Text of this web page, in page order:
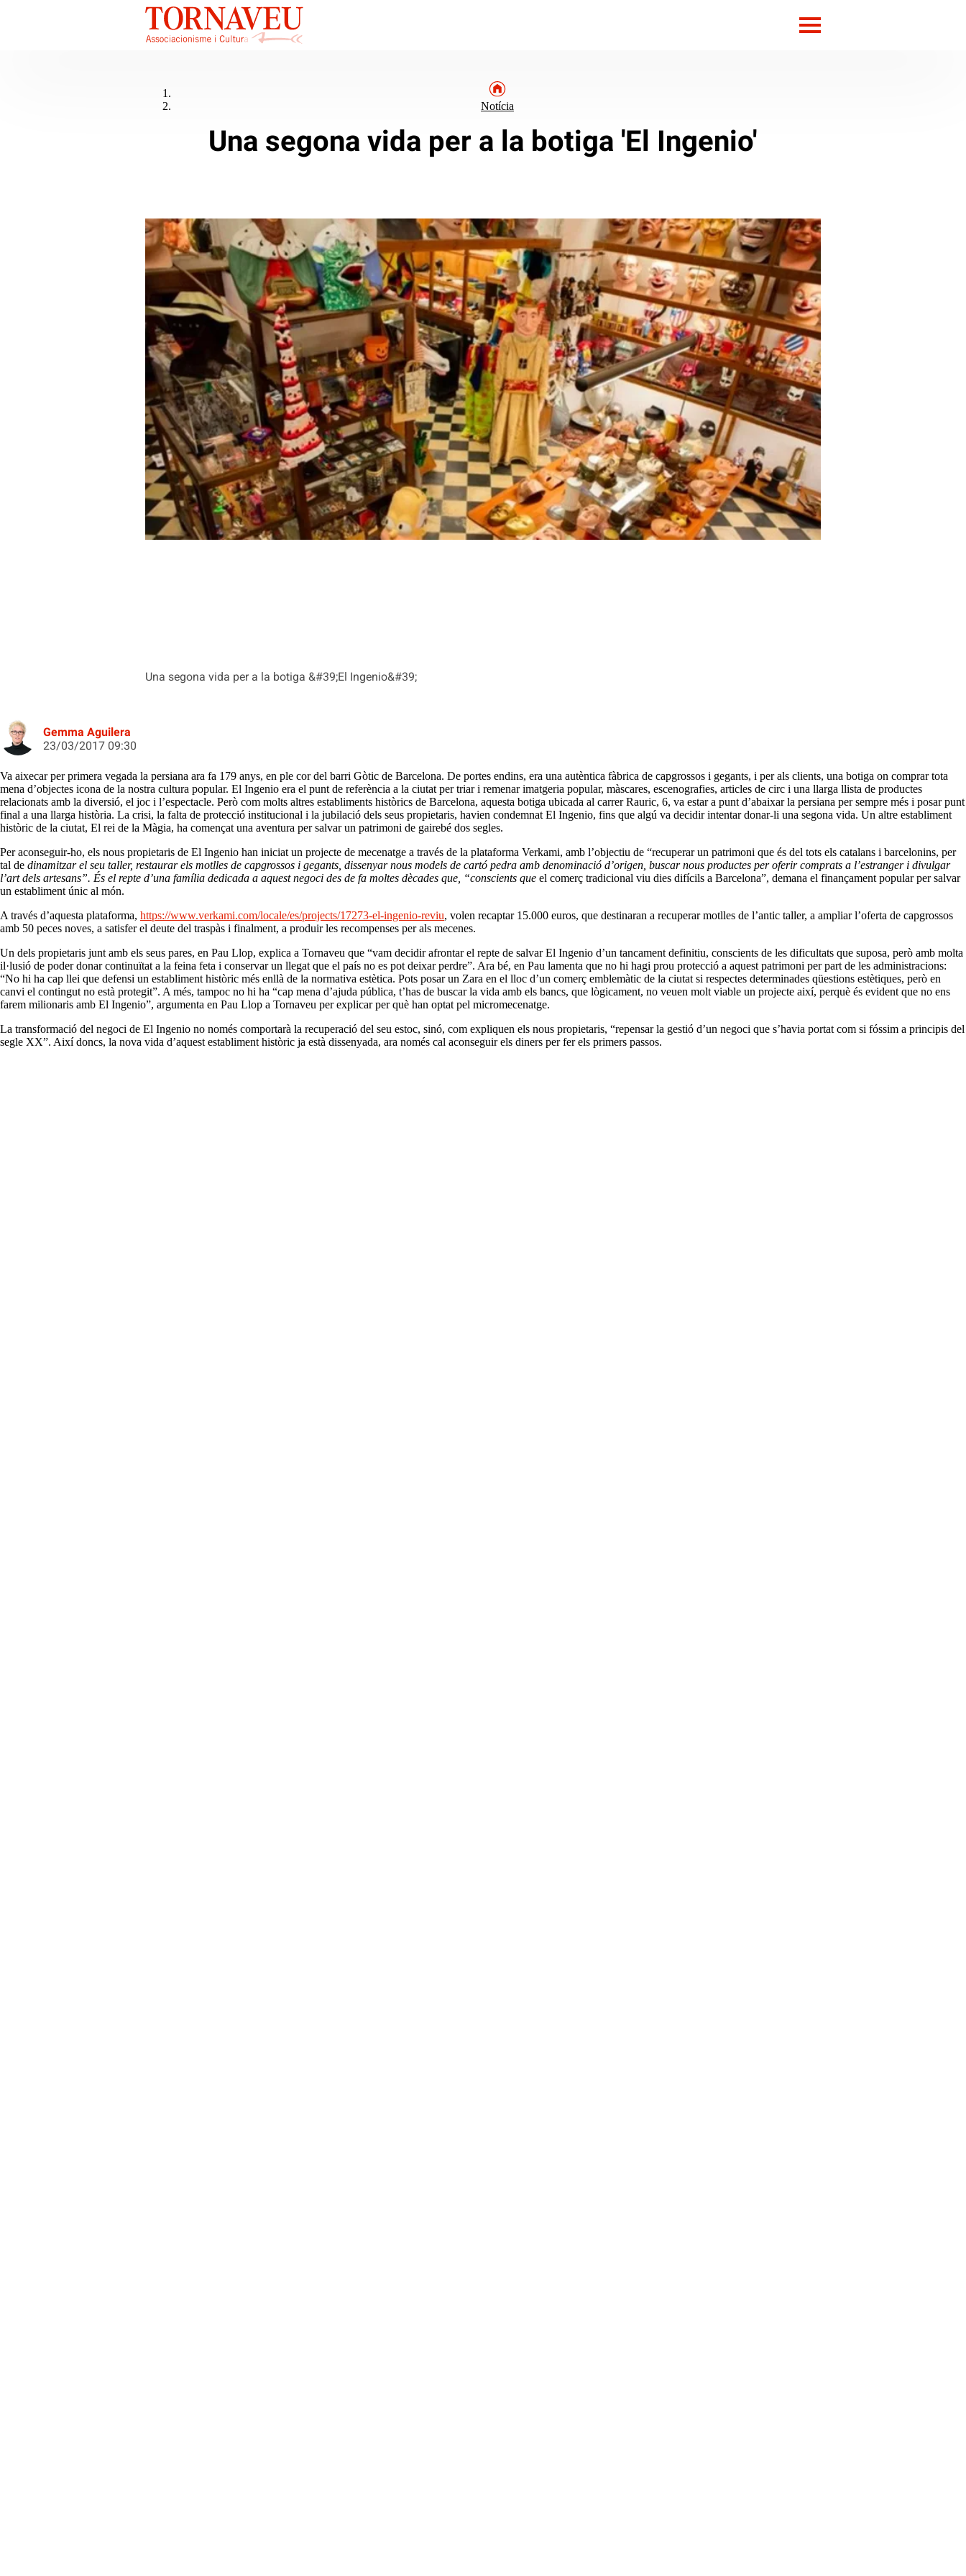
Una segona vida per a la botiga &#39;El Ingenio&#39;
Notícia
Una segona vida per a la botiga 'El Ingenio'
Gemma Aguilera
23/03/2017 09:30
Va aixecar per primera vegada la persiana ara fa 179 anys, en ple cor del barri Gòtic de Barcelona. De portes endins, era una autèntica fàbrica de capgrossos i gegants, i per als clients, una botiga on comprar tota
mena d’objectes icona de la nostra cultura popular. El Ingenio era el punt de referència a la ciutat per triar i remenar imatgeria popular, màscares, escenografies, articles de circ i una llarga llista de productes
relacionats amb la diversió, el joc i l’espectacle. Però com molts altres establiments històrics de Barcelona, aquesta botiga ubicada al carrer Rauric, 6, va estar a punt d’abaixar la persiana per sempre més i posar punt
final a una llarga història. La crisi, la falta de protecció institucional i la jubilació dels seus propietaris, havien condemnat El Ingenio, fins que algú va decidir intentar donar-li una segona vida. Un altre establiment
històric de la ciutat, El rei de la Màgia, ha començat una aventura per salvar un patrimoni de gairebé dos segles.
Per aconseguir-ho, els nous propietaris de El Ingenio han iniciat un projecte de mecenatge a través de la plataforma Verkami, amb l’objectiu de “recuperar un patrimoni que és del tots els catalans i barcelonins, per
tal de dinamitzar el seu taller, restaurar els motlles de capgrossos i gegants, dissenyar nous models de cartó pedra amb denominació d’origen, buscar nous productes per oferir comprats a l’estranger i divulgar
l’art dels artesans”. És el repte d’una família dedicada a aquest negoci des de fa moltes dècades que, “conscients que el comerç tradicional viu dies difícils a Barcelona”, demana el finançament popular per salvar
un establiment únic al món.
A través d’aquesta plataforma, https://www.verkami.com/locale/es/projects/17273-el-ingenio-reviu, volen recaptar 15.000 euros, que destinaran a recuperar motlles de l’antic taller, a ampliar l’oferta de capgrossos
amb 50 peces noves, a satisfer el deute del traspàs i finalment, a produir les recompenses per als mecenes.
Un dels propietaris junt amb els seus pares, en Pau Llop, explica a Tornaveu que “vam decidir afrontar el repte de salvar El Ingenio d’un tancament definitiu, conscients de les dificultats que suposa, però amb molta
il·lusió de poder donar continuïtat a la feina feta i conservar un llegat que el país no es pot deixar perdre”. Ara bé, en Pau lamenta que no hi hagi prou protecció a aquest patrimoni per part de les administracions:
“No hi ha cap llei que defensi un establiment històric més enllà de la normativa estètica. Pots posar un Zara en el lloc d’un comerç emblemàtic de la ciutat si respectes determinades qüestions estètiques, però en
canvi el contingut no està protegit”. A més, tampoc no hi ha “cap mena d’ajuda pública, t’has de buscar la vida amb els bancs, que lògicament, no veuen molt viable un projecte així, perquè és evident que no ens
farem milionaris amb El Ingenio”, argumenta en Pau Llop a Tornaveu per explicar per què han optat pel micromecenatge.
La transformació del negoci de El Ingenio no només comportarà la recuperació del seu estoc, sinó, com expliquen els nous propietaris, “repensar la gestió d’un negoci que s’havia portat com si fóssim a principis del
segle XX”. Així doncs, la nova vida d’aquest establiment històric ja està dissenyada, ara només cal aconseguir els diners per fer els primers passos.